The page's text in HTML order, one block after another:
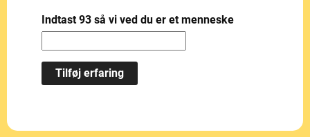
Indtast 93 så vi ved du er et menneske